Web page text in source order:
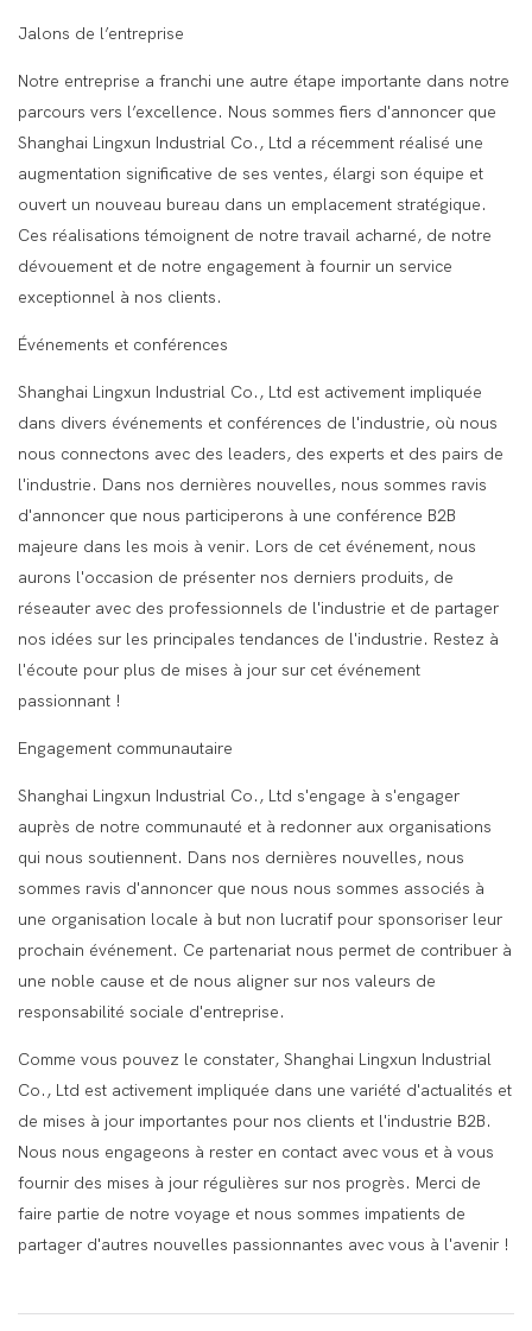
Jalons de l’entreprise
Notre entreprise a franchi une autre étape importante dans notre
parcours vers l’excellence. Nous sommes fiers d'annoncer que
Shanghai Lingxun Industrial Co., Ltd a récemment réalisé une
augmentation significative de ses ventes, élargi son équipe et
ouvert un nouveau bureau dans un emplacement stratégique.
Ces réalisations témoignent de notre travail acharné, de notre
dévouement et de notre engagement à fournir un service
exceptionnel à nos clients.
Événements et conférences
Shanghai Lingxun Industrial Co., Ltd est activement impliquée
dans divers événements et conférences de l'industrie, où nous
nous connectons avec des leaders, des experts et des pairs de
l'industrie. Dans nos dernières nouvelles, nous sommes ravis
d'annoncer que nous participerons à une conférence B2B
majeure dans les mois à venir. Lors de cet événement, nous
aurons l'occasion de présenter nos derniers produits, de
réseauter avec des professionnels de l'industrie et de partager
nos idées sur les principales tendances de l'industrie. Restez à
l'écoute pour plus de mises à jour sur cet événement
passionnant !
Engagement communautaire
Shanghai Lingxun Industrial Co., Ltd s'engage à s'engager
auprès de notre communauté et à redonner aux organisations
qui nous soutiennent. Dans nos dernières nouvelles, nous
sommes ravis d'annoncer que nous nous sommes associés à
une organisation locale à but non lucratif pour sponsoriser leur
prochain événement. Ce partenariat nous permet de contribuer à
une noble cause et de nous aligner sur nos valeurs de
responsabilité sociale d'entreprise.
Comme vous pouvez le constater, Shanghai Lingxun Industrial
Co., Ltd est activement impliquée dans une variété d'actualités et
de mises à jour importantes pour nos clients et l'industrie B2B.
Nous nous engageons à rester en contact avec vous et à vous
fournir des mises à jour régulières sur nos progrès. Merci de
faire partie de notre voyage et nous sommes impatients de
partager d'autres nouvelles passionnantes avec vous à l'avenir !